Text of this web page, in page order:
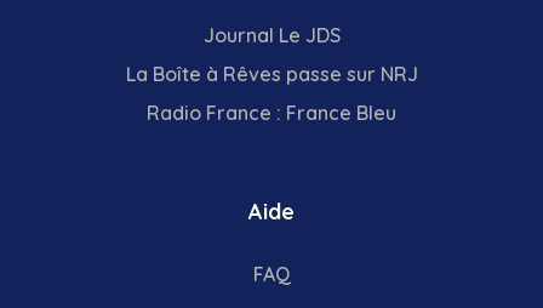
Journal Le JDS
La Boîte à Rêves passe sur NRJ
Radio France : France Bleu
Aide
FAQ